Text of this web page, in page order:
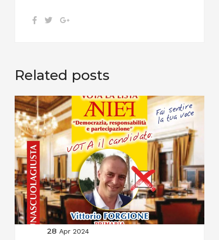
Related posts
28 Apr 2024